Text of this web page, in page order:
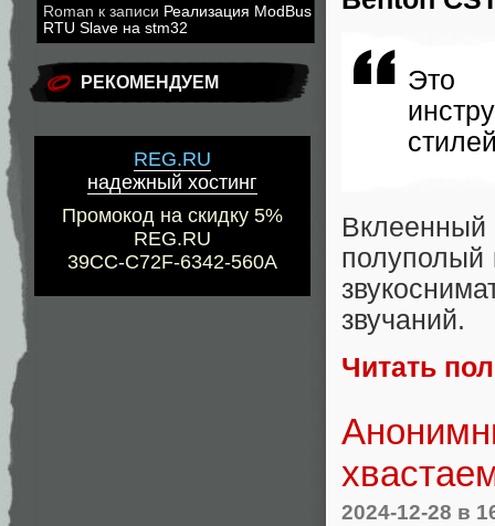
Roman к записи Реализация ModBus
RTU Slave на stm32
РЕКОМЕНДУЕМ
REG.RU
надежный хостинг
Промокод на скидку 5%
REG.RU
39CC-C72F-6342-560A
Это
полуполый
звучаний.
Читать
2024-12-28 в